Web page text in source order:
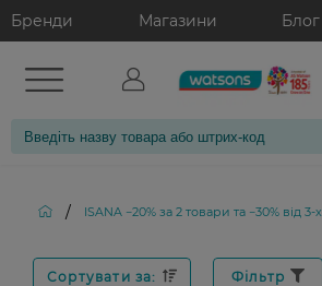
Бренди Магазини Блог
/ ISANA −20% за 2 товари та −30% від 3-х
Сортувати за: Фільтр